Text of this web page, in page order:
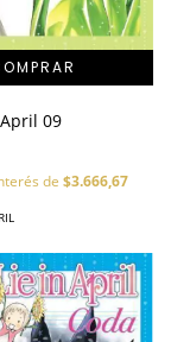
09
de $3.666,67